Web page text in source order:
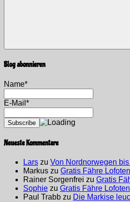
Blog abonnieren
Name*
E-Mail*
Neueste Kommentare
Lars zu Von Nordnorwegen
Markus zu Gratis Fähre
Rainer Sorgenfrei zu Gratis
Sophie zu Gratis Fähre
Paul Trabb zu Die Markise